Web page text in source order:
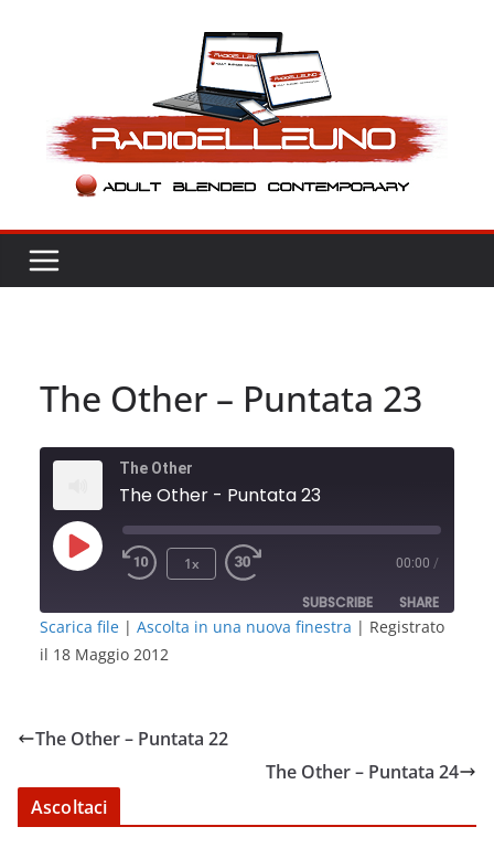
The Other – Puntata 23
The Other
The Other - Puntata 23
Play
1x 00:00 /
SUBSCRIBE SHARE
SHARE
Scarica file | Ascolta in una nuova finestra | Registrato
il 18 Maggio 2012
The Other – Puntata 22
The Other – Puntata 24
Ascoltaci